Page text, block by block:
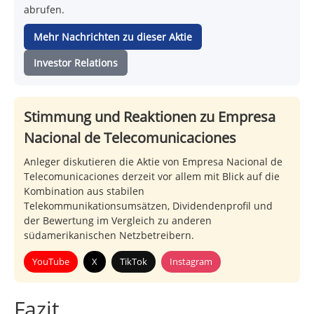
abrufen.
Mehr Nachrichten zu dieser Aktie
Investor Relations
Stimmung und Reaktionen zu Empresa
Nacional de Telecomunicaciones
Anleger diskutieren die Aktie von Empresa Nacional de
Telecomunicaciones derzeit vor allem mit Blick auf die
Kombination aus stabilen
Telekommunikationsumsätzen, Dividendenprofil und
der Bewertung im Vergleich zu anderen
südamerikanischen Netzbetreibern.
YouTube X TikTok Instagram